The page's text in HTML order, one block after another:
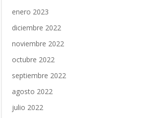
enero 2023
diciembre 2022
noviembre 2022
octubre 2022
septiembre 2022
agosto 2022
julio 2022